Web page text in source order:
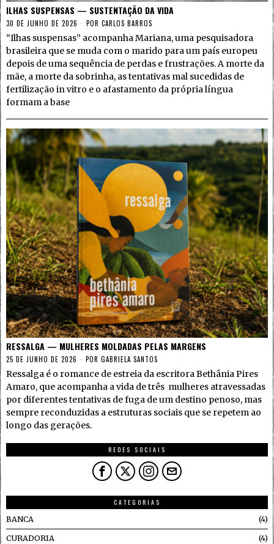
ILHAS SUSPENSAS — SUSTENTAÇÃO DA VIDA
30 DE JUNHO DE 2026 POR CARLOS BARROS
“Ilhas suspensas” acompanha Mariana, uma pesquisadora
brasileira que se muda com o marido para um país europeu
depois de uma sequência de perdas e frustrações. A morte da
mãe, a morte da sobrinha, as tentativas mal sucedidas de
fertilização in vitro e o afastamento da própria língua
formam a base
RESSALGA — MULHERES MOLDADAS PELAS MARGENS
25 DE JUNHO DE 2026 POR GABRIELA SANTOS
Ressalga é o romance de estreia da escritora Bethânia Pires
Amaro, que acompanha a vida de três mulheres atravessadas
por diferentes tentativas de fuga de um destino penoso, mas
sempre reconduzidas a estruturas sociais que se repetem ao
longo das gerações.
REDES SOCIAIS
CATEGORIAS
BANCA
4
CURADORIA 4